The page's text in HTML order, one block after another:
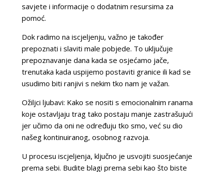
savjete i informacije o dodatnim resursima za
pomoć.
Dok radimo na iscjeljenju, važno je također
prepoznati i slaviti male pobjede. To uključuje
prepoznavanje dana kada se osjećamo jače,
trenutaka kada uspijemo postaviti granice ili kad se
usudimo biti ranjivi s nekim tko nam je važan.
Ožiljci ljubavi: Kako se nositi s emocionalnim ranama
koje ostavljaju trag tako postaju manje zastrašujući
jer učimo da oni ne određuju tko smo, već su dio
našeg kontinuiranog, osobnog razvoja.
U procesu iscjeljenja, ključno je usvojiti suosjećanje
prema sebi. Budite blagi prema sebi kao što biste